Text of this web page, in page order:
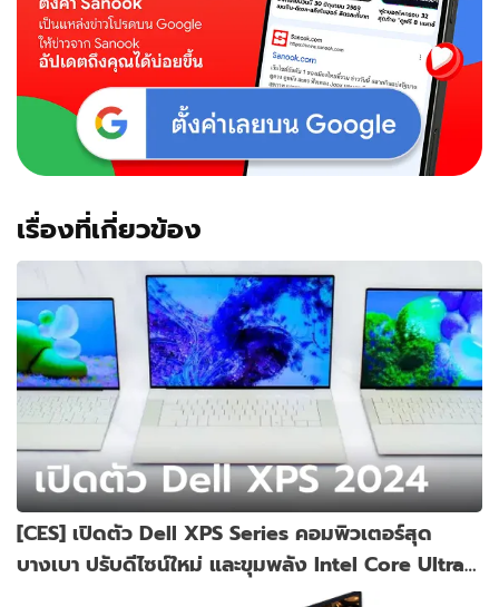
เรื่องที่เกี่ยวข้อง
[CES] เปิดตัว Dell XPS Series คอมพิวเตอร์สุด
บางเบา ปรับดีไซน์ใหม่ และขุมพลัง Intel Core Ultra